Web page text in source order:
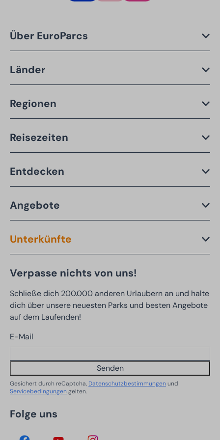
Über EuroParcs
Länder
Regionen
Reisezeiten
Entdecken
Angebote
Unterkünfte
Verpasse nichts von uns!
Schließe dich 200.000 anderen Urlaubern an und halte
dich über unsere neuesten Parks und besten Angebote
auf dem Laufenden!
E-Mail
Senden
Gesichert durch reCaptcha, Datenschutzbestimmungen und
Servicebedingungen gelten.
Folge uns